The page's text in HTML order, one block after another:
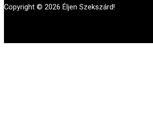
Copyright © 2026 Éljen Szekszárd!